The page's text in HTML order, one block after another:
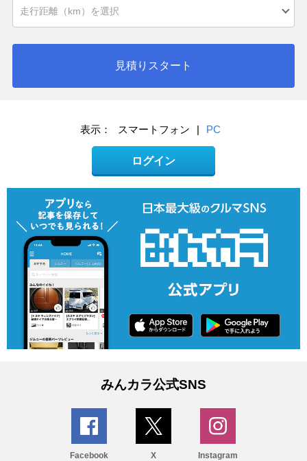
見積りスタート
表示： スマートフォン | PC
ログイン
みんカラ公式SNS
Facebook X Instagram